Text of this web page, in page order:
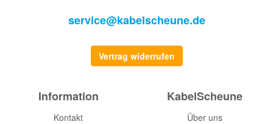
service@kabelscheune.de
Vertrag widerrufen
Information
Kontakt
KabelScheune
Über uns